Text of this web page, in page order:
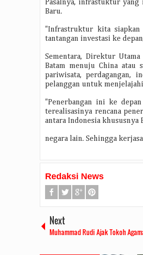
Pasalnya, infrastuktur yang
Baru.
"Infrastruktur kita siapkan
tantangan investasi ke
Sementara, Direktur
Batam menuju China atau
pariwisata, perdagangan,
pelanggan untuk
"Penerbangan ini ke
terealisasinya rencana
antara Indonesia khususnya
negara lain. Sehingga
Redaksi News
Next
Muhammad Rudi Ajak Tokoh